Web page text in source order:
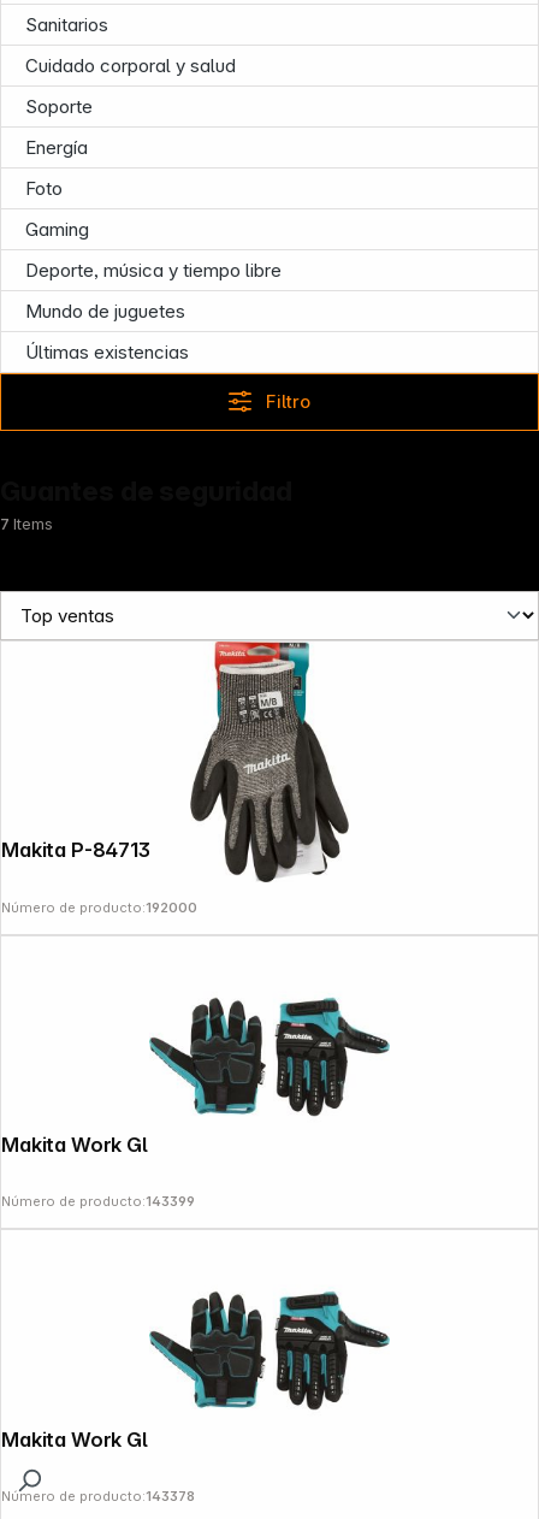
Sanitarios
Cuidado corporal y salud
Soporte
Energía
Foto
Gaming
Deporte, música y tiempo libre
Mundo de juguetes
Últimas existencias
Filtro
7 Items
Makita P-84713 Gloves Gr. M (8)
Número de producto:192000
Número de producto:143399
Número de producto:143378